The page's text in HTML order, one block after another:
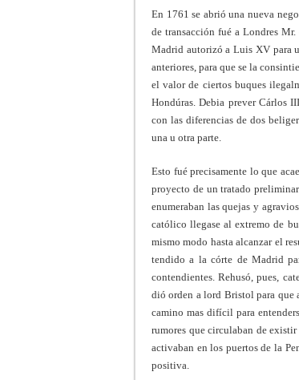
En 1761 se abrió una nueva
de transacción fué a Londres
Madrid autorizó a Luis XV para
anteriores, para que se la
el valor de ciertos buques
Hondúras. Debia prever Cárlos
con las diferencias de dos
una u otra parte.
Esto fué precisamente lo que
proyecto de un tratado
enumeraban las quejas y
católico llegase al extremo de
mismo modo hasta alcanzar el
tendido a la córte de Madrid
contendientes. Rehusó, pues,
dió orden a lord Bristol para que
camino mas difícil para
rumores que circulaban de
activaban en los puertos de la
positiva.